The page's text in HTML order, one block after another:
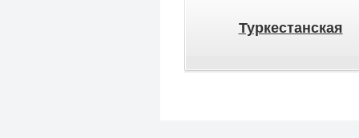
Туркестанская